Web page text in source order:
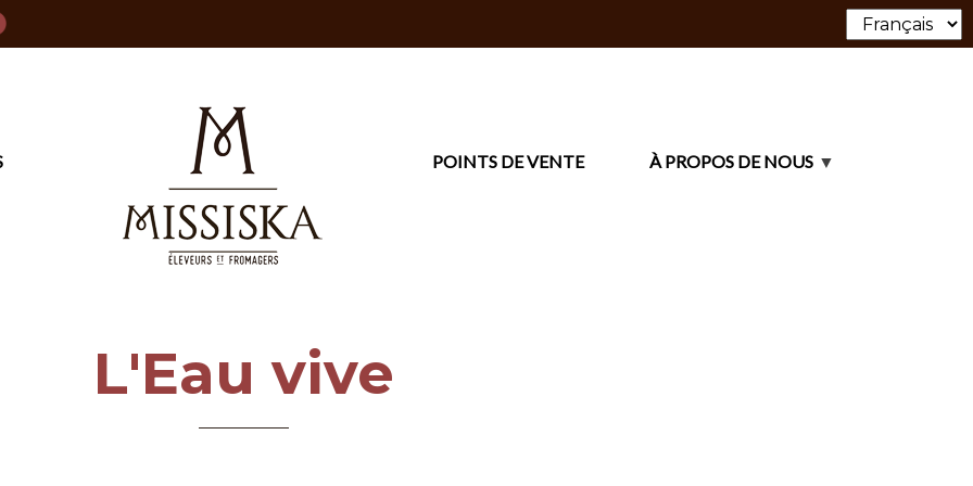
POINTS DE VENTE À PROPOS DE NOUS
L'Eau vive